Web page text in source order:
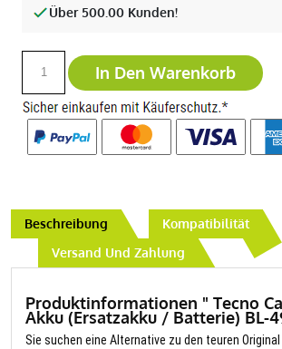
Über 500.00 Kunden!
In Den Warenkorb
Beschreibung
Kompatibilität
Versand Und Zahlung
Produktinformationen " Tecno
Akku (Ersatzakku / Batterie) BL-
Sie suchen eine Alternative zu den teuren